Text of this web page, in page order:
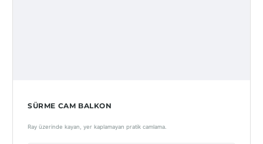
SÜRME CAM BALKON
Ray üzerinde kayan, yer kaplamayan pratik camlama.